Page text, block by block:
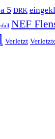
5 DRK
NEF
Verletzt